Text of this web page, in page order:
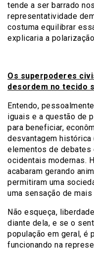
tende a ser barrado
representatividade
costuma equilibrar
explicaria a
Os superpoderes
desordem no tecido
Entendo,
iguais e a questão de
para beneficiar,
desvantagem
elementos de debates
ocidentais modernas.
acabaram gerando
permitiram uma
uma sensação de
Não esqueça,
diante dela, e se o
população em geral, é
funcionando na